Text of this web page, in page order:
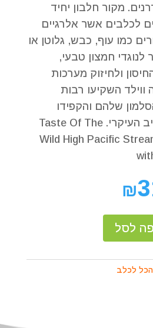
מקור חלבון יחיד
לכלבים אשר אלרגיים
כמו עוף, כבש, גלוטן או
לנוגדי חמצון טבעי,
ולחיזוק מערכות
ווילד השקיעו רבות
שלהם והקפידו
שסלמון יהיה המרכיב העיקרי. Taste Of The
Wild High Pacific
₪
לסל
הכל לכלב